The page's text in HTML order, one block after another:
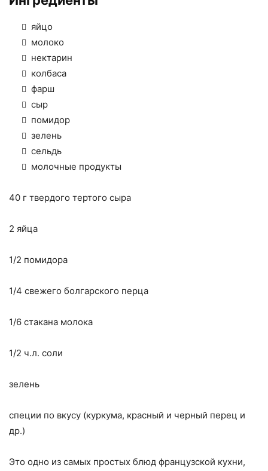
яйцо
молоко
нектарин
колбаса
фарш
сыр
помидор
зелень
сельдь
молочные продукты
40 г твердого тертого сыра
2 яйца
1/2 помидора
1/4 свежего болгарского перца
1/6 стакана молока
1/2 ч.л. соли
зелень
специи по вкусу (куркума, красный и черный перец и
др.)
Это одно из самых простых блюд французской кухни,